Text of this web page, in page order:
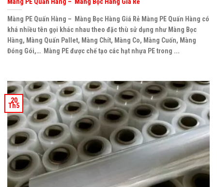
Màng PE Quấn Hàng – Màng Bọc Hàng Giá Rẻ Màng PE Quấn Hàng có
khá nhiều tên gọi khác nhau theo đặc thù sử dụng như Màng Bọc
Hàng, Màng Quấn Pallet, Màng Chít, Màng Co, Màng Cuốn, Màng
Đóng Gói,… Màng PE được chế tạo các hạt nhựa PE trong ...
20
Th5